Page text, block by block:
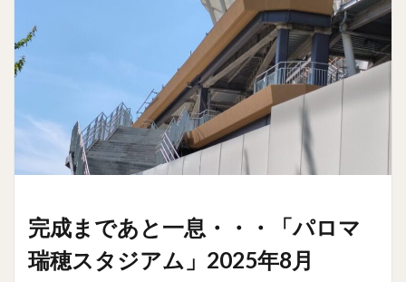
完成まであと一息・・・「パロマ
瑞穂スタジアム」2025年8月